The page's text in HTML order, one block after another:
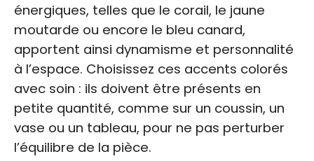
énergiques, telles que le corail, le jaune
moutarde ou encore le bleu canard,
apportent ainsi dynamisme et personnalité
à l’espace. Choisissez ces accents colorés
avec soin : ils doivent être présents en
petite quantité, comme sur un coussin, un
vase ou un tableau, pour ne pas perturber
l’équilibre de la pièce.